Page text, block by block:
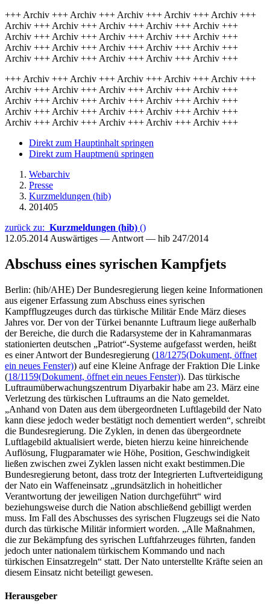
+++ Archiv +++ Archiv +++ Archiv +++ Archiv +++ Archiv +++
Archiv +++ Archiv +++ Archiv +++ Archiv +++ Archiv +++
Archiv +++ Archiv +++ Archiv +++ Archiv +++ Archiv +++
Archiv +++ Archiv +++ Archiv +++ Archiv +++ Archiv +++
Archiv +++ Archiv +++ Archiv +++ Archiv +++ Archiv +++
+++ Archiv +++ Archiv +++ Archiv +++ Archiv +++ Archiv +++
Archiv +++ Archiv +++ Archiv +++ Archiv +++ Archiv +++
Archiv +++ Archiv +++ Archiv +++ Archiv +++ Archiv +++
Archiv +++ Archiv +++ Archiv +++ Archiv +++ Archiv +++
Archiv +++ Archiv +++ Archiv +++ Archiv +++ Archiv +++
Direkt zum Hauptinhalt springen
Direkt zum Hauptmenü springen
Webarchiv
Presse
Kurzmeldungen (hib)
201405
zurück zu: Kurzmeldungen (hib) ()
12.05.2014 Auswärtiges — Antwort — hib 247/2014
Abschuss eines syrischen Kampfjets
Berlin: (hib/AHE) Der Bundesregierung liegen keine Informationen
aus eigener Erfassung zum Abschuss eines syrischen
Kampfflugzeuges durch das türkische Militär Ende März dieses
Jahres vor. Der von der Türkei benannte Luftraum liege außerhalb
der Bereiche, die durch die Radarsysteme der in Kahramanmaras
stationierten deutschen „Patriot“-Systeme aufgefasst werden, heißt
es einer Antwort der Bundesregierung (18/1275(Dokument, öffnet
ein neues Fenster)) auf eine Kleine Anfrage der Fraktion Die Linke
(18/1159(Dokument, öffnet ein neues Fenster)). Das türkische
Luftraumüberwachungszentrum Diyarbakir habe am 23. März eine
Verletzung des türkischen Luftraums an die Nato gemeldet.
„Anhand von Daten aus dem übergeordneten Luftlagebild der Nato
kann diese jedoch weder bestätigt noch dementiert werden“, schreibt
die Bundesregierung. Die Zyklen, in denen das übergeordnete
Luftlagebild aktualisiert werde, bieten hierzu keine hinreichende
Auflösung, Flugparamater wie Höhe, Position, Geschwindigkeit
ließen zwischen zwei Zyklen lassen nicht exakt bestimmen.Die
Bundesregierung betont, dass trotz der Integrierten Luftverteidigung
der Nato ein Waffeneinsatz „grundsätzlich in hoheitlicher
Verantwortung der jeweiligen Nation durchgeführt“ wird
beziehungsweise durch die Nation abschließend gebilligt werden
muss. Im Fall des Abschusses des syrischen Flugzeugs sei die Nato
durch das türkische Militär informiert worden. „Alle Maßnahmen,
die zur Bekämpfung des syrischen Luftfahrzeuges führten, fanden
jedoch unter nationalem türkischem Kommando und nach
türkischen Einsatzregeln“ statt. Der Nato unterstellte Kräfte seien an
diesem Einsatz nicht beteiligt gewesen.
Herausgeber